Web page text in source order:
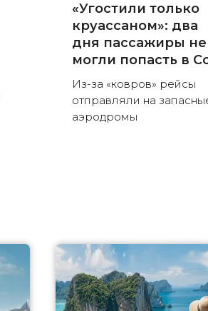
«Угостили только
круассаном»: два
дня пассажиры не
могли попасть в
Из-за «ковров» рейсы
отправляли на
аэродромы